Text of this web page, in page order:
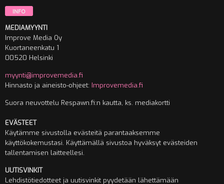
INFO
MEDIAMYYNTI
Improve Media Oy
Kuortaneenkatu 1
00520 Helsinki
myynti@improvemedia.fi
Hinnasto ja aineisto-ohjeet: Improvemedia.fi
Suora neuvottelu Respawn.fi:n kautta, ks. mediakortti
EVÄSTEET
Käytämme sivustolla evästeitä parantaaksemme
käyttökokemustasi. Käyttämällä sivustoa hyväksyt evästeiden
tallentamisen laitteellesi.
UUTISVINKIT
Lehdistötiedotteet ja uutisvinkit pyydetään lähettämään